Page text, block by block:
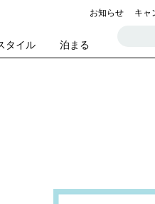
お知らせ キャ
タイル 泊まる